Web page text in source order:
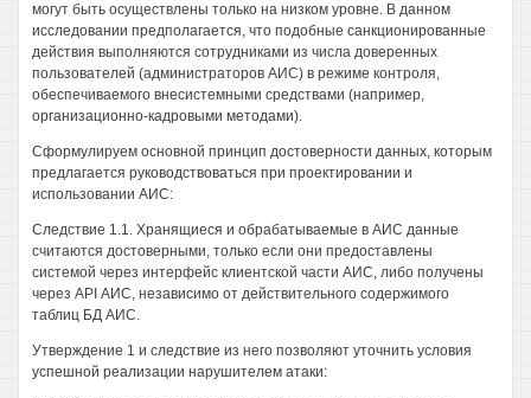
могут быть осуществлены только на низком уровне. В данном
исследовании предполагается, что подобные санкционированные
действия выполняются сотрудниками из числа доверенных
пользователей (администраторов АИС) в режиме контроля,
обеспечиваемого внесистемными средствами (например,
организационно-кадровыми методами).
Сформулируем основной принцип достоверности данных, которым
предлагается руководствоваться при проектировании и
использовании АИС:
Следствие 1.1. Хранящиеся и обрабатываемые в АИС данные
считаются достоверными, только если они предоставлены
системой через интерфейс клиентской части АИС, либо получены
через API АИС, независимо от действительного содержимого
таблиц БД АИС.
Утверждение 1 и следствие из него позволяют уточнить условия
успешной реализации нарушителем атаки: